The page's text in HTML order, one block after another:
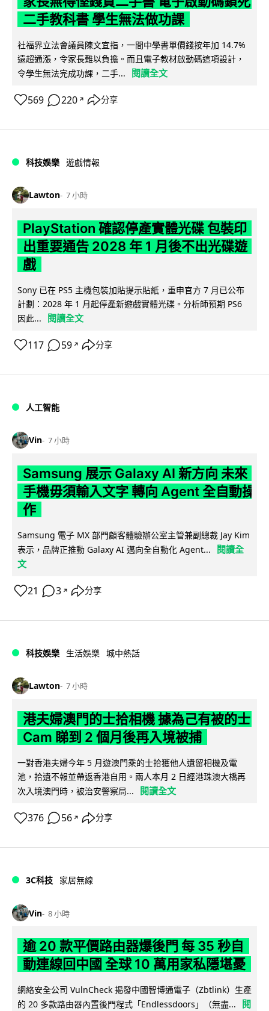
二手教科書 學生無法做功課
社福界立法會議員陳文宜指，一間中學書單價錢按年加 14.7%
遠超通漲，令家長難以負擔。而且電子教材啟動碼這項設計，
令學生無法完成功課，二手...
閱讀全文
569 220 ↗ 分享
科技娛樂 遊戲情報
Lawton 7 小時
PlayStation 確認停產實體光碟 包裝印
出重要通告 2028 年 1 月後不出光碟遊
戲
Sony 已在 PS5 主機包裝加貼提示貼紙，重申官方 7 月已公布
計劃：2028 年 1 月起停產新遊戲實體光碟。分析師預期 PS6
因此...
閱讀全文
117 59 ↗ 分享
人工智能
Vin 7 小時
Samsung 展示 Galaxy AI 新方向 未來
手機毋須輸入文字 轉向 Agent 全自動操
作
Samsung 電子 MX 部門顧客體驗辦公室主管兼副總裁 Jay Kim
表示，品牌正推動 Galaxy AI 邁向全自動化 Agent...
閱讀全
文
21 3 ↗ 分享
科技娛樂 生活娛樂 城中熱話
Lawton 7 小時
港夫婦澳門的士拾相機 據為己有被的士
Cam 睇到 2 個月後再入境被捕
一對香港夫婦今年 5 月遊澳門乘的士拾獲他人遺留相機及電
池，拾遺不報並帶返香港自用。兩人本月 2 日經港珠澳大橋再
次入境澳門時，被治安警察局...
閱讀全文
376 56 ↗ 分享
3C科技 家居無線
Vin 8 小時
逾 20 款平價路由器爆後門 每 35 秒自
動連線回中國 全球 10 萬用家私隱堪憂
網絡安全公司 VulnCheck 揭發中國智博通電子（Zbtlink）生產
的 20 多款路由器內置後門程式「Endlessdoors」（無盡...
閱